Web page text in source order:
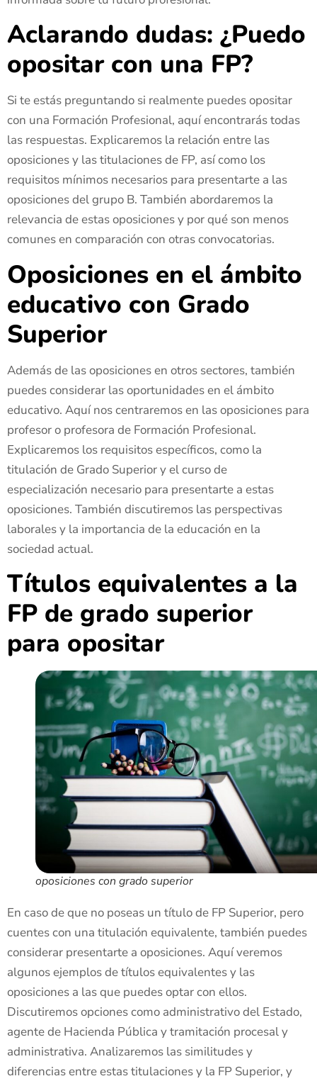
Aclarando dudas: ¿Puedo
opositar con una FP?
Si te estás preguntando si realmente puedes opositar
con una Formación Profesional, aquí encontrarás todas
las respuestas. Explicaremos la relación entre las
oposiciones y las titulaciones de FP, así como los
requisitos mínimos necesarios para presentarte a las
oposiciones del grupo B. También abordaremos la
relevancia de estas oposiciones y por qué son menos
comunes en comparación con otras convocatorias.
Oposiciones en el ámbito
educativo con Grado
Superior
Además de las oposiciones en otros sectores, también
puedes considerar las oportunidades en el ámbito
educativo. Aquí nos centraremos en las oposiciones para
profesor o profesora de Formación Profesional.
Explicaremos los requisitos específicos, como la
titulación de Grado Superior y el curso de
especialización necesario para presentarte a estas
oposiciones. También discutiremos las perspectivas
laborales y la importancia de la educación en la
sociedad actual.
Títulos equivalentes a la
FP de grado superior
para opositar
oposiciones con grado superior
En caso de que no poseas un título de FP Superior, pero
cuentes con una titulación equivalente, también puedes
considerar presentarte a oposiciones. Aquí veremos
algunos ejemplos de títulos equivalentes y las
oposiciones a las que puedes optar con ellos.
Discutiremos opciones como administrativo del Estado,
agente de Hacienda Pública y tramitación procesal y
administrativa. Analizaremos las similitudes y
diferencias entre estas titulaciones y la FP Superior, y